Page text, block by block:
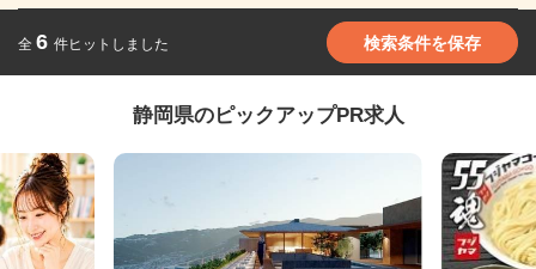
全 6 件ヒットしました 検索条件を保存
静岡県のピックアップPR求人